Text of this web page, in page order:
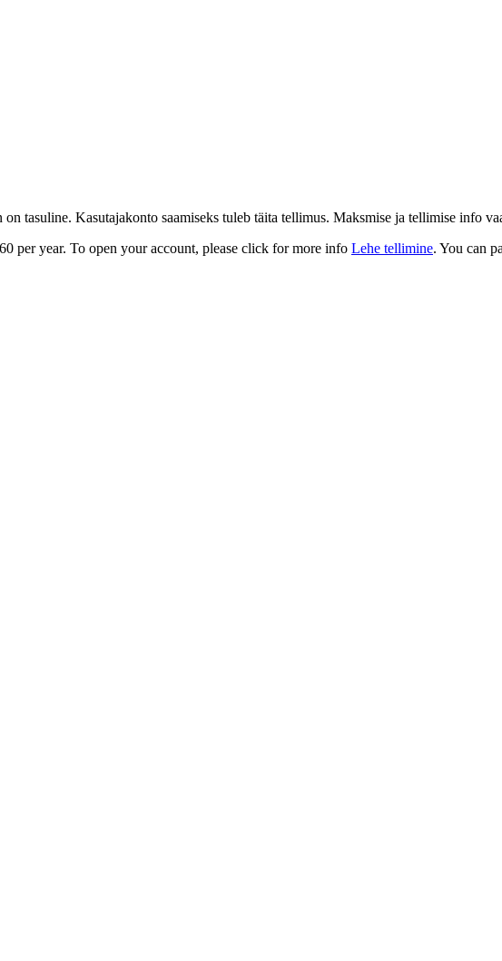
tasuline. Kasutajakonto saamiseks tuleb täita tellimus. Maksmise ja tellimise info
per year. To open your account, please click for more info Lehe tellimine. You can